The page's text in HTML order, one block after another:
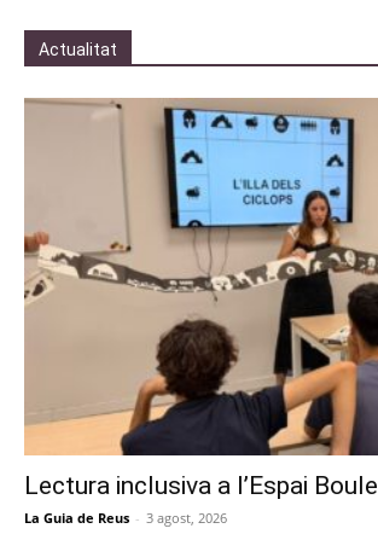
Actualitat
Lectura inclusiva a l’Espai Boule
La Guia de Reus - 3 agost, 2026